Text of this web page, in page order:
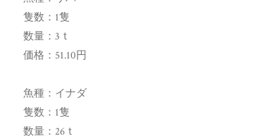
隻数：1隻
数量：3ｔ
価格：51.10円
魚種：イナダ
隻数：1隻
数量：26ｔ